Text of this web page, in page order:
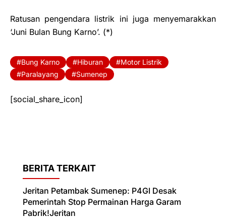
Ratusan pengendara listrik ini juga menyemarakkan
‘Juni Bulan Bung Karno’. (*)
Bung Karno Hiburan
Motor Listrik
Paralayang
Sumenep
[social_share_icon]
BERITA TERKAIT
Jeritan Petambak Sumenep: P4GI Desak
Pemerintah Stop Permainan Harga Garam
Pabrik!Jeritan